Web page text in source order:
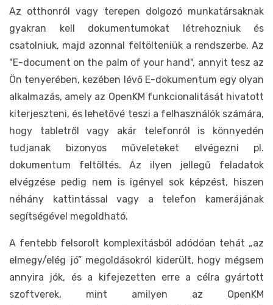
Az otthonról vagy terepen dolgozó munkatársaknak
gyakran kell dokumentumokat létrehozniuk és
csatolniuk, majd azonnal feltölteniük a rendszerbe. Az
"E-document on the palm of your hand", annyit tesz az
Ön tenyerében, kezében lévő E-dokumentum egy olyan
alkalmazás, amely az OpenKM funkcionalitását hivatott
kiterjeszteni, és lehetővé teszi a felhasználók számára,
hogy tabletről vagy akár telefonról is könnyedén
tudjanak bizonyos műveleteket elvégezni pl.
dokumentum feltöltés. Az ilyen jellegű feladatok
elvégzése pedig nem is igényel sok képzést, hiszen
néhány kattintással vagy a telefon kamerájának
segítségével megoldható.
A fentebb felsorolt komplexitásból adódóan tehát „az
elmegy/elég jó” megoldásokról kiderült, hogy mégsem
annyira jók, és a kifejezetten erre a célra gyártott
szoftverek, mint amilyen az OpenKM